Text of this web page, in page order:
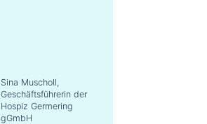
Sina Muscholl,
Geschäftsführerin der
Hospiz Germering
gGmbH